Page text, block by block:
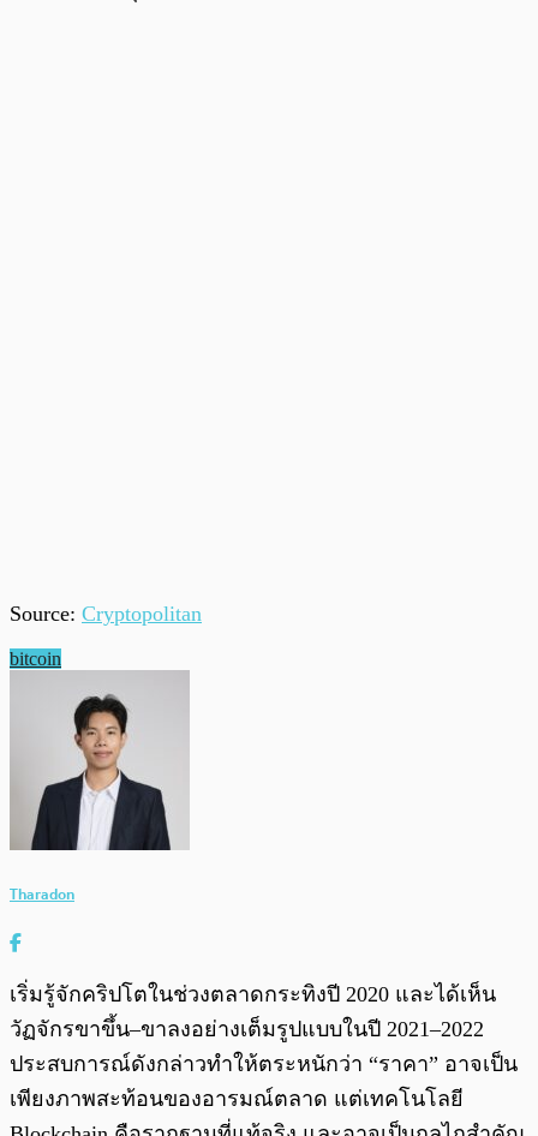
Source: Cryptopolitan
bitcoin
Tharadon
เริ่มรู้จักคริปโตในช่วงตลาดกระทิงปี 2020 และได้เห็น
วัฏจักรขาขึ้น–ขาลงอย่างเต็มรูปแบบในปี 2021–2022
ประสบการณ์ดังกล่าวทำให้ตระหนักว่า “ราคา” อาจเป็น
เพียงภาพสะท้อนของอารมณ์ตลาด แต่เทคโนโลยี